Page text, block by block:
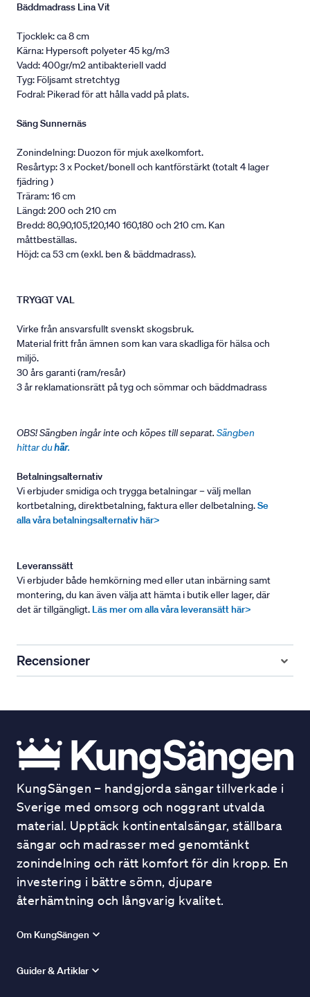
Bäddmadrass Lina Vit
Tjocklek: ca 8 cm
Kärna: Hypersoft polyeter 45 kg/m3
Vadd: 400gr/m2 antibakteriell vadd
Tyg: Följsamt stretchtyg
Fodral: Pikerad för att hålla vadd på plats.
Säng Sunnernäs
Zonindelning: Duozon för mjuk axelkomfort.
Resårtyp: 3 x Pocket/bonell och kantförstärkt (totalt 4 lager
fjädring )
Träram: 16 cm
Längd: 200 och 210 cm
Bredd: 80,90,105,120,140 160,180 och 210 cm. Kan
måttbeställas.
Höjd: ca 53 cm (exkl. ben & bäddmadrass).
TRYGGT VAL
Virke från ansvarsfullt svenskt skogsbruk.
Material fritt från ämnen som kan vara skadliga för hälsa och
miljö.
30 års garanti (ram/resår)
3 år reklamationsrätt på tyg och sömmar och bäddmadrass
OBS! Sängben ingår inte och köpes till separat. Sängben
hittar duhär.
Betalningsalternativ
Vi erbjuder smidiga och trygga betalningar – välj mellan
kortbetalning, direktbetalning, faktura eller delbetalning.Se
alla våra betalningsalternativ här>
Leveranssätt
Vi erbjuder både hemkörning med eller utan inbärning samt
montering, du kan även välja att hämta i butik eller lager, där
det är tillgängligt. Läs mer om alla våra leveransätt här>
Recensioner
KungSängen – handgjorda sängar tillverkade i
Sverige med omsorg och noggrant utvalda
material. Upptäck kontinentalsängar, ställbara
sängar och madrasser med genomtänkt
zonindelning och rätt komfort för din kropp. En
investering i bättre sömn, djupare
återhämtning och långvarig kvalitet.
Om KungSängen
Guider & Artiklar